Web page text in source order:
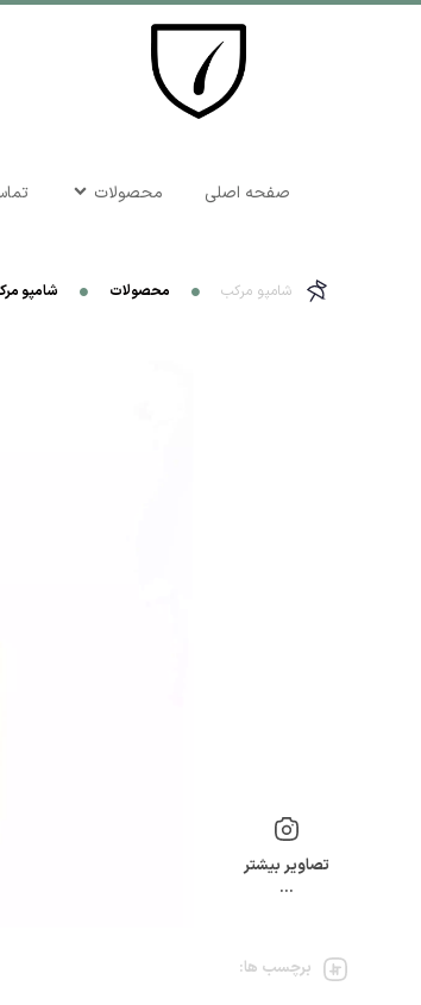
صفحه اصلی محصولات
شامپو مرکب محصولات شامپو
تصاویر بیشتر
…
برچسب ها: